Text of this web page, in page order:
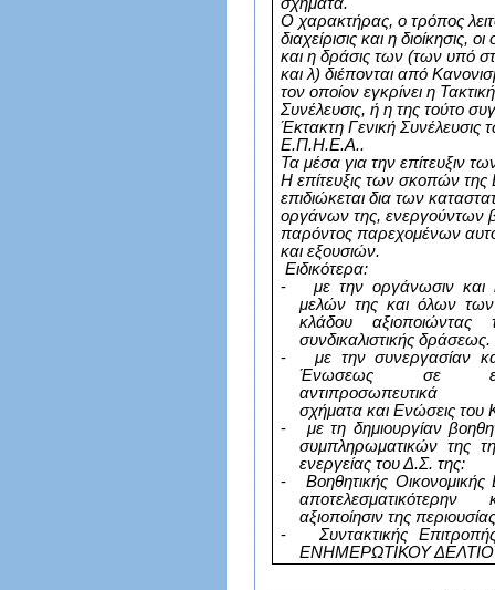
Ο χαρακτήρας, ο τρόπος
διαχείρισις και η διοίκησις,
και η δράσις των (των υπό
και λ) διέπονται από
τον οποίον εγκρίνει η
Συνέλευσις, ή η της τούτο
Έκτακτη Γενική Συνέλευσις
Ε.Π.Η.Ε.Α..
Τα μέσα για την επίτευξιν
Η επίτευξις των σκοπών
επιδιώκεται δια των
οργάνων της, ενεργούντων
παρόντος παρεχομένων
και εξουσιών.
Ειδικότερα:
-
με την οργάνωσιν και
μελών της και όλων
κλάδου
συνδικαλιστικής δράσεως.
-
με την συνεργασίαν
Ένωσεως σε
αντιπροσωπευτικά
σχήματα και Ενώσεις του
-
με τη δημιουργίαν
συμπληρωματικών της
ενεργείας του Δ.Σ. της:
-
Βοηθητικής
αποτελεσματικότερην
αξιοποίησιν της
-
Συντακτικής
ΕΝΗΜΕΡΩΤΙΚΟΥ